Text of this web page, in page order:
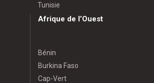
Tunisie
Afrique de l’Ouest
Bénin
Burkina Faso
Cap-Vert